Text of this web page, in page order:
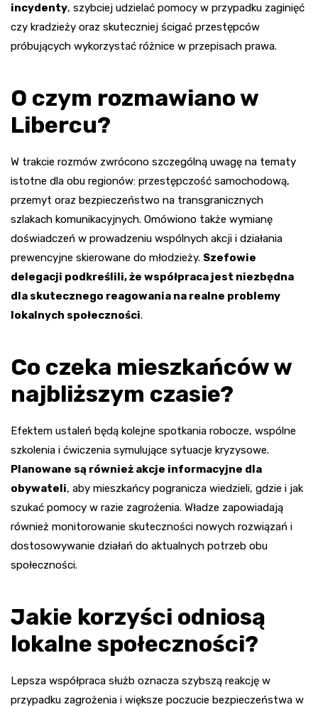
incydenty, szybciej udzielać pomocy w przypadku zaginięć
czy kradzieży oraz skuteczniej ścigać przestępców
próbujących wykorzystać różnice w przepisach prawa.
O czym rozmawiano w
Libercu?
W trakcie rozmów zwrócono szczególną uwagę na tematy
istotne dla obu regionów: przestępczość samochodową,
przemyt oraz bezpieczeństwo na transgranicznych
szlakach komunikacyjnych. Omówiono także wymianę
doświadczeń w prowadzeniu wspólnych akcji i działania
prewencyjne skierowane do młodzieży. Szefowie
delegacji podkreślili, że współpraca jest niezbędna
dla skutecznego reagowania na realne problemy
lokalnych społeczności.
Co czeka mieszkańców w
najbliższym czasie?
Efektem ustaleń będą kolejne spotkania robocze, wspólne
szkolenia i ćwiczenia symulujące sytuacje kryzysowe.
Planowane są również akcje informacyjne dla
obywateli, aby mieszkańcy pogranicza wiedzieli, gdzie i jak
szukać pomocy w razie zagrożenia. Władze zapowiadają
również monitorowanie skuteczności nowych rozwiązań i
dostosowywanie działań do aktualnych potrzeb obu
społeczności.
Jakie korzyści odniosą
lokalne społeczności?
Lepsza współpraca służb oznacza szybszą reakcję w
przypadku zagrożenia i większe poczucie bezpieczeństwa w